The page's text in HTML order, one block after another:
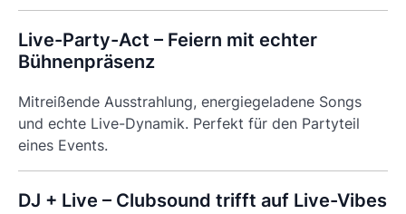
Live-Party-Act – Feiern mit echter
Bühnenpräsenz
Mitreißende Ausstrahlung, energiegeladene Songs
und echte Live-Dynamik. Perfekt für den Partyteil
eines Events.
DJ + Live – Clubsound trifft auf Live-Vibes